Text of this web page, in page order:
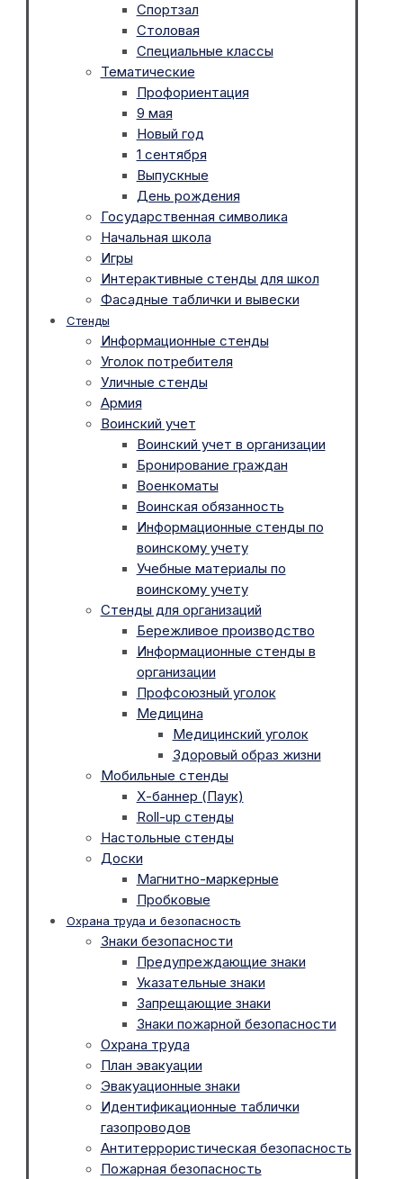
Спортзал
Столовая
Специальные классы
Тематические
Профориентация
9 мая
Новый год
1 сентября
Выпускные
День рождения
Государственная символика
Начальная школа
Игры
Интерактивные стенды для школ
Фасадные таблички и вывески
Стенды
Информационные стенды
Уголок потребителя
Уличные стенды
Армия
Воинский учет
Воинский учет в организации
Бронирование граждан
Военкоматы
Воинская обязанность
Информационные стенды по
воинскому учету
Учебные материалы по
воинскому учету
Стенды для организаций
Бережливое производство
Информационные стенды в
организации
Профсоюзный уголок
Медицина
Медицинский уголок
Здоровый образ жизни
Мобильные стенды
Х-баннер (Паук)
Roll-up стенды
Настольные стенды
Доски
Магнитно-маркерные
Пробковые
Охрана труда и безопасность
Знаки безопасности
Предупреждающие знаки
Указательные знаки
Запрещающие знаки
Знаки пожарной безопасности
Охрана труда
План эвакуации
Эвакуационные знаки
Идентификационные таблички
газопроводов
Антитеррористическая безопасность
Пожарная безопасность